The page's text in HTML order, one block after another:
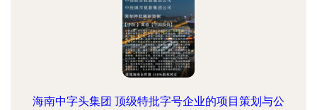
海南中字头集团 顶级特批字号企业的项目策划与公